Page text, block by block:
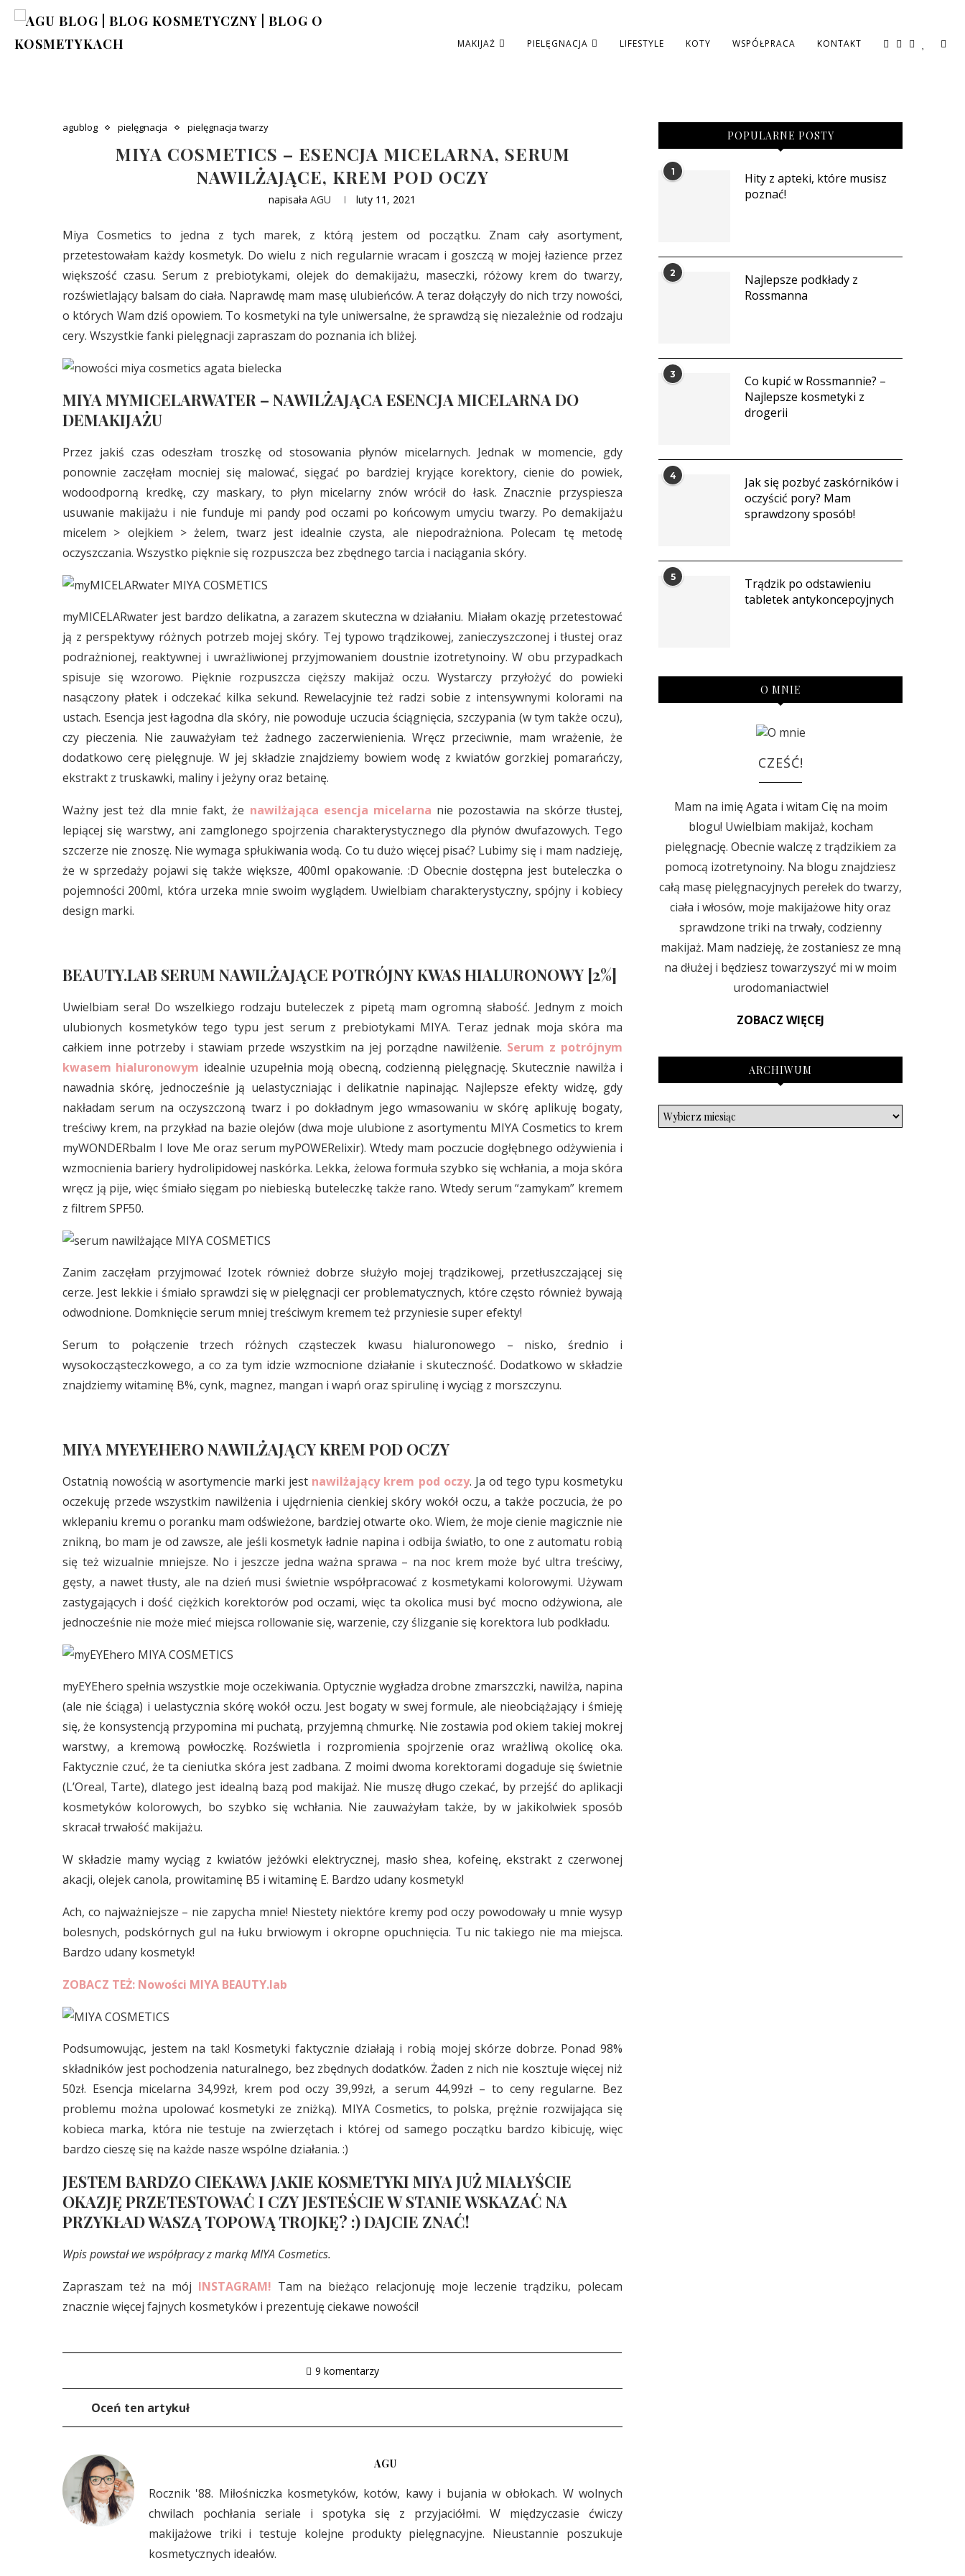
MAKIJAŻ PIELĘGNACJA LIFESTYLE KOTY WSPÓŁPRACA KONTAKT
agublog pielęgnacja pielęgnacja twarzy
MIYA COSMETICS – ESENCJA MICELARNA, SERUM
NAWILŻAJĄCE, KREM POD OCZY
napisałaAGU luty 11, 2021
Miya Cosmetics to jedna z tych marek, z którą jestem od początku. Znam cały asortyment,
przetestowałam każdy kosmetyk. Do wielu z nich regularnie wracam i goszczą w mojej łazience przez
większość czasu. Serum z prebiotykami, olejek do demakijażu, maseczki, różowy krem do twarzy,
rozświetlający balsam do ciała. Naprawdę mam masę ulubieńców. A teraz dołączyły do nich trzy nowości,
o których Wam dziś opowiem. To kosmetyki na tyle uniwersalne, że sprawdzą się niezależnie od rodzaju
cery. Wszystkie fanki pielęgnacji zapraszam do poznania ich bliżej.
MIYA MYMICELARWATER – NAWILŻAJĄCA ESENCJA MICELARNA DO
DEMAKIJAŻU
Przez jakiś czas odeszłam troszkę od stosowania płynów micelarnych. Jednak w momencie, gdy
ponownie zaczęłam mocniej się malować, sięgać po bardziej kryjące korektory, cienie do powiek,
wodoodporną kredkę, czy maskary, to płyn micelarny znów wrócił do łask. Znacznie przyspiesza
usuwanie makijażu i nie funduje mi pandy pod oczami po końcowym umyciu twarzy. Po demakijażu
micelem > olejkiem > żelem, twarz jest idealnie czysta, ale niepodrażniona. Polecam tę metodę
oczyszczania. Wszystko pięknie się rozpuszcza bez zbędnego tarcia i naciągania skóry.
myMICELARwater jest bardzo delikatna, a zarazem skuteczna w działaniu. Miałam okazję przetestować
ją z perspektywy różnych potrzeb mojej skóry. Tej typowo trądzikowej, zanieczyszczonej i tłustej oraz
podrażnionej, reaktywnej i uwrażliwionej przyjmowaniem doustnie izotretynoiny. W obu przypadkach
spisuje się wzorowo. Pięknie rozpuszcza cięższy makijaż oczu. Wystarczy przyłożyć do powieki
nasączony płatek i odczekać kilka sekund. Rewelacyjnie też radzi sobie z intensywnymi kolorami na
ustach. Esencja jest łagodna dla skóry, nie powoduje uczucia ściągnięcia, szczypania (w tym także oczu),
czy pieczenia. Nie zauważyłam też żadnego zaczerwienienia. Wręcz przeciwnie, mam wrażenie, że
dodatkowo cerę pielęgnuje. W jej składzie znajdziemy bowiem wodę z kwiatów gorzkiej pomarańczy,
ekstrakt z truskawki, maliny i jeżyny oraz betainę.
Ważny jest też dla mnie fakt, że nawilżająca esencja micelarna nie pozostawia na skórze tłustej,
lepiącej się warstwy, ani zamglonego spojrzenia charakterystycznego dla płynów dwufazowych. Tego
szczerze nie znoszę. Nie wymaga spłukiwania wodą. Co tu dużo więcej pisać? Lubimy się i mam nadzieję,
że w sprzedaży pojawi się także większe, 400ml opakowanie. :D Obecnie dostępna jest buteleczka o
pojemności 200ml, która urzeka mnie swoim wyglądem. Uwielbiam charakterystyczny, spójny i kobiecy
design marki.
BEAUTY.LAB SERUM NAWILŻAJĄCE POTRÓJNY KWAS HIALURONOWY [2%]
Uwielbiam sera! Do wszelkiego rodzaju buteleczek z pipetą mam ogromną słabość. Jednym z moich
ulubionych kosmetyków tego typu jest serum z prebiotykami MIYA. Teraz jednak moja skóra ma
całkiem inne potrzeby i stawiam przede wszystkim na jej porządne nawilżenie. Serum z potrójnym
kwasem hialuronowym idealnie uzupełnia moją obecną, codzienną pielęgnację. Skutecznie nawilża i
nawadnia skórę, jednocześnie ją uelastyczniając i delikatnie napinając. Najlepsze efekty widzę, gdy
nakładam serum na oczyszczoną twarz i po dokładnym jego wmasowaniu w skórę aplikuję bogaty,
treściwy krem, na przykład na bazie olejów (dwa moje ulubione z asortymentu MIYA Cosmetics to krem
myWONDERbalm I love Me oraz serum myPOWERelixir). Wtedy mam poczucie dogłębnego odżywienia i
wzmocnienia bariery hydrolipidowej naskórka. Lekka, żelowa formuła szybko się wchłania, a moja skóra
wręcz ją pije, więc śmiało sięgam po niebieską buteleczkę także rano. Wtedy serum “zamykam” kremem
z filtrem SPF50.
Zanim zaczęłam przyjmować Izotek również dobrze służyło mojej trądzikowej, przetłuszczającej się
cerze. Jest lekkie i śmiało sprawdzi się w pielęgnacji cer problematycznych, które często również bywają
odwodnione. Domknięcie serum mniej treściwym kremem też przyniesie super efekty!
Serum to połączenie trzech różnych cząsteczek kwasu hialuronowego – nisko, średnio i
wysokocząsteczkowego, a co za tym idzie wzmocnione działanie i skuteczność. Dodatkowo w składzie
znajdziemy witaminę B%, cynk, magnez, mangan i wapń oraz spirulinę i wyciąg z morszczynu.
MIYA MYEYEHERO NAWILŻAJĄCY KREM POD OCZY
Ostatnią nowością w asortymencie marki jest nawilżający krem pod oczy. Ja od tego typu kosmetyku
oczekuję przede wszystkim nawilżenia i ujędrnienia cienkiej skóry wokół oczu, a także poczucia, że po
wklepaniu kremu o poranku mam odświeżone, bardziej otwarte oko. Wiem, że moje cienie magicznie nie
znikną, bo mam je od zawsze, ale jeśli kosmetyk ładnie napina i odbija światło, to one z automatu robią
się też wizualnie mniejsze. No i jeszcze jedna ważna sprawa – na noc krem może być ultra treściwy,
gęsty, a nawet tłusty, ale na dzień musi świetnie współpracować z kosmetykami kolorowymi. Używam
zastygających i dość ciężkich korektorów pod oczami, więc ta okolica musi być mocno odżywiona, ale
jednocześnie nie może mieć miejsca rollowanie się, warzenie, czy ślizganie się korektora lub podkładu.
myEYEhero spełnia wszystkie moje oczekiwania. Optycznie wygładza drobne zmarszczki, nawilża, napina
(ale nie ściąga) i uelastycznia skórę wokół oczu. Jest bogaty w swej formule, ale nieobciążający i śmieję
się, że konsystencją przypomina mi puchatą, przyjemną chmurkę. Nie zostawia pod okiem takiej mokrej
warstwy, a kremową powłoczkę. Rozświetla i rozpromienia spojrzenie oraz wrażliwą okolicę oka.
Faktycznie czuć, że ta cieniutka skóra jest zadbana. Z moimi dwoma korektorami dogaduje się świetnie
(L’Oreal, Tarte), dlatego jest idealną bazą pod makijaż. Nie muszę długo czekać, by przejść do aplikacji
kosmetyków kolorowych, bo szybko się wchłania. Nie zauważyłam także, by w jakikolwiek sposób
skracał trwałość makijażu.
W składzie mamy wyciąg z kwiatów jeżówki elektrycznej, masło shea, kofeinę, ekstrakt z czerwonej
akacji, olejek canola, prowitaminę B5 i witaminę E. Bardzo udany kosmetyk!
Ach, co najważniejsze – nie zapycha mnie! Niestety niektóre kremy pod oczy powodowały u mnie wysyp
bolesnych, podskórnych gul na łuku brwiowym i okropne opuchnięcia. Tu nic takiego nie ma miejsca.
Bardzo udany kosmetyk!
ZOBACZ TEŻ: Nowości MIYA BEAUTY.lab
Podsumowując, jestem na tak! Kosmetyki faktycznie działają i robią mojej skórze dobrze. Ponad 98%
składników jest pochodzenia naturalnego, bez zbędnych dodatków. Żaden z nich nie kosztuje więcej niż
50zł. Esencja micelarna 34,99zł, krem pod oczy 39,99zł, a serum 44,99zł – to ceny regularne. Bez
problemu można upolować kosmetyki ze zniżką). MIYA Cosmetics, to polska, prężnie rozwijająca się
kobieca marka, która nie testuje na zwierzętach i której od samego początku bardzo kibicuję, więc
bardzo cieszę się na każde nasze wspólne działania. :)
JESTEM BARDZO CIEKAWA JAKIE KOSMETYKI MIYA JUŻ MIAŁYŚCIE
OKAZJĘ PRZETESTOWAĆ I CZY JESTEŚCIE W STANIE WSKAZAĆ NA
PRZYKŁAD WASZĄ TOPOWĄ TROJKĘ? :) DAJCIE ZNAĆ!
Wpis powstał we współpracy z marką MIYA Cosmetics.
Zapraszam też na mój INSTAGRAM! Tam na bieżąco relacjonuję moje leczenie trądziku, polecam
znacznie więcej fajnych kosmetyków i prezentuję ciekawe nowości!
9 komentarzy
Oceń ten artykuł
AGU
Rocznik '88. Miłośniczka kosmetyków, kotów, kawy i bujania w obłokach. W wolnych
chwilach pochłania seriale i spotyka się z przyjaciółmi. W międzyczasie ćwiczy
makijażowe triki i testuje kolejne produkty pielęgnacyjne. Nieustannie poszukuje
kosmetycznych ideałów.
POPULARNE POSTY
1
Hity z apteki, które musisz
poznać!
2
Najlepsze podkłady z
Rossmanna
3
Co kupić w Rossmannie? –
Najlepsze kosmetyki z
drogerii
4
Jak się pozbyć zaskórników i
oczyścić pory? Mam
sprawdzony sposób!
5
Trądzik po odstawieniu
tabletek antykoncepcyjnych
O MNIE
CZEŚĆ!
Mam na imię Agata i witam Cię na moim
blogu! Uwielbiam makijaż, kocham
pielęgnację. Obecnie walczę z trądzikiem za
pomocą izotretynoiny. Na blogu znajdziesz
całą masę pielęgnacyjnych perełek do twarzy,
ciała i włosów, moje makijażowe hity oraz
sprawdzone triki na trwały, codzienny
makijaż. Mam nadzieję, że zostaniesz ze mną
na dłużej i będziesz towarzyszyć mi w moim
urodomaniactwie!
ZOBACZ WIĘCEJ
ARCHIWUM